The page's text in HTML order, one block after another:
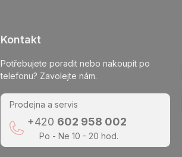
Kontakt
Potřebujete poradit nebo nakoupit po
telefonu? Zavolejte nám.
Prodejna a servis
+420 602 958 002
Po - Ne 10 - 20 hod.